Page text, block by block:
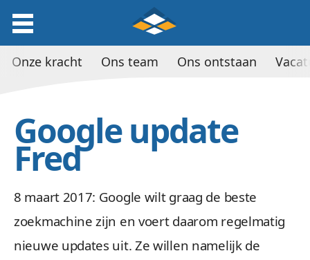
Google update
Fred
8 maart 2017: Google wilt graag de beste
zoekmachine zijn en voert daarom regelmatig
nieuwe updates uit. Ze willen namelijk de
Onze kracht Ons team Ons ontstaan